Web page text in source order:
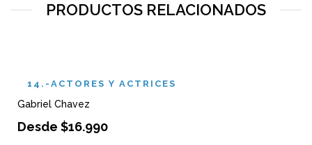
PRODUCTOS RELACIONADOS
14.-ACTORES Y ACTRICES
Gabriel Chavez
Desde $16.990